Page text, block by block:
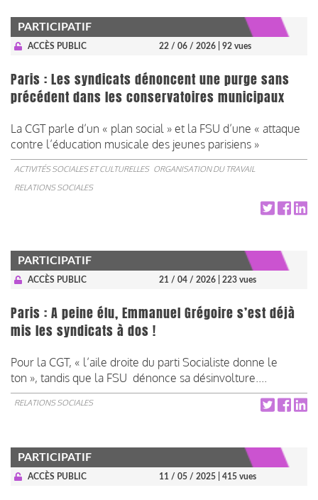
PARTICIPATIF
ACCÈS PUBLIC 22 / 06 / 2026 | 92 vues
Paris : Les syndicats dénoncent une purge sans
précédent dans les conservatoires municipaux
La CGT parle d’un « plan social » et la FSU d’une « attaque
contre l’éducation musicale des jeunes parisiens »
ACTIVITÉS SOCIALES ET CULTURELLES ORGANISATION DU TRAVAIL
RELATIONS SOCIALES
PARTICIPATIF
ACCÈS PUBLIC 21 / 04 / 2026 | 223 vues
Paris : A peine élu, Emmanuel Grégoire s’est déjà
mis les syndicats à dos !
Pour la CGT, « l’aile droite du parti Socialiste donne le
ton », tandis que la FSU dénonce sa désinvolture....
RELATIONS SOCIALES
PARTICIPATIF
ACCÈS PUBLIC 11 / 05 / 2025 | 415 vues